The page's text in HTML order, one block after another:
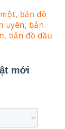
bản đồ
uyên, bản
bản đồ dầu